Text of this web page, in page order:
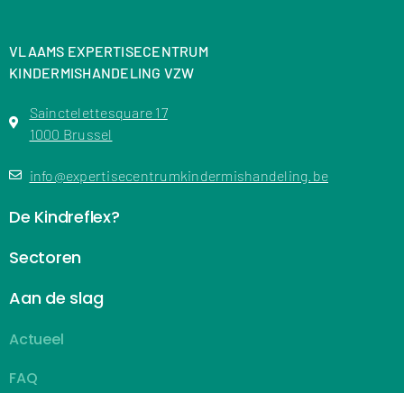
VLAAMS EXPERTISECENTRUM
KINDERMISHANDELING VZW
Sainctelettesquare 17
1000 Brussel
info@expertisecentrumkindermishandeling.be
De Kindreflex?
Sectoren
Aan de slag
Actueel
FAQ